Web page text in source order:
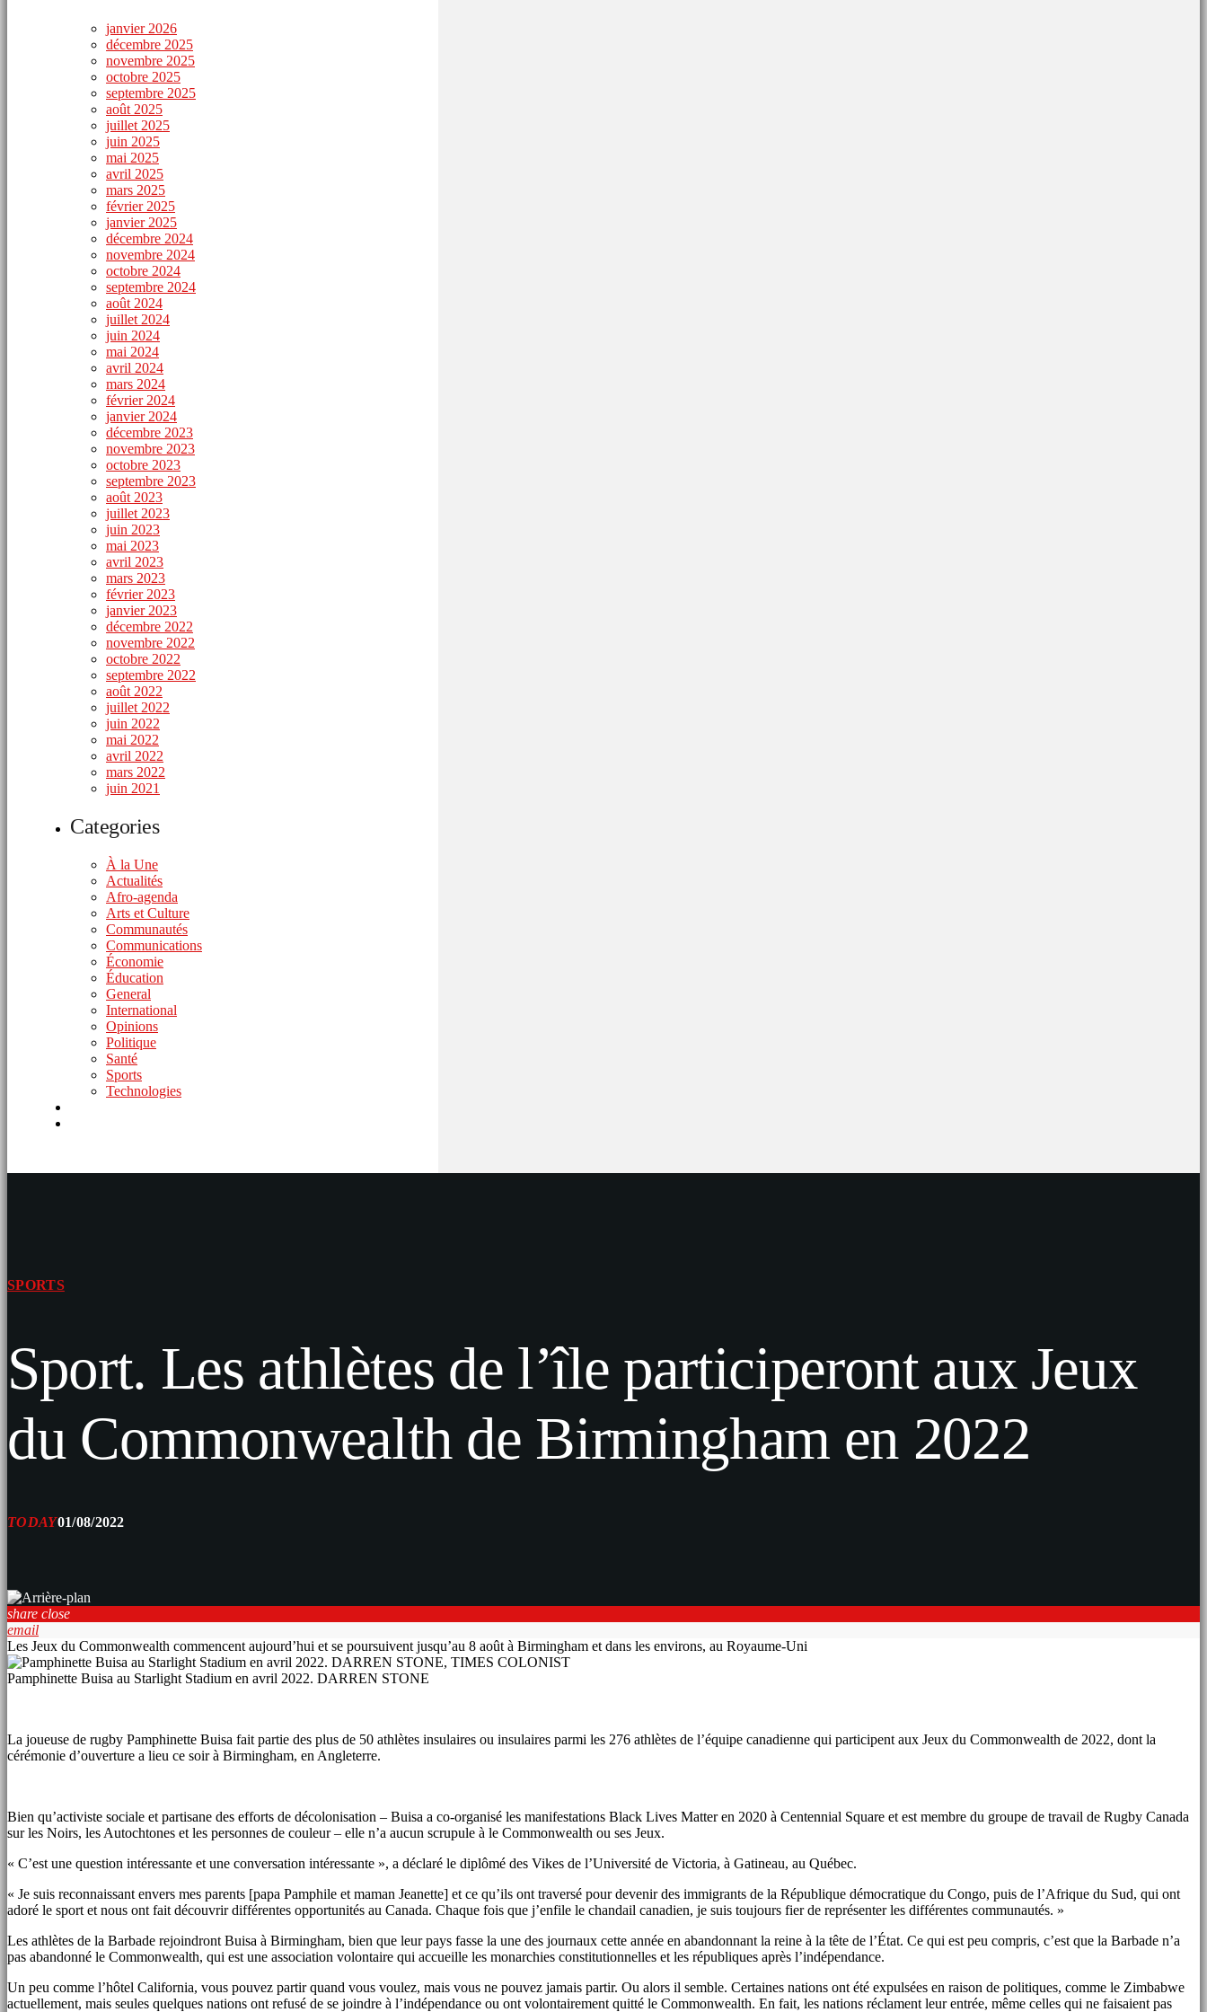
janvier 2026
décembre 2025
novembre 2025
octobre 2025
septembre 2025
août 2025
juillet 2025
juin 2025
mai 2025
avril 2025
mars 2025
février 2025
janvier 2025
décembre 2024
novembre 2024
octobre 2024
septembre 2024
août 2024
juillet 2024
juin 2024
mai 2024
avril 2024
mars 2024
février 2024
janvier 2024
décembre 2023
novembre 2023
octobre 2023
septembre 2023
août 2023
juillet 2023
juin 2023
mai 2023
avril 2023
mars 2023
février 2023
janvier 2023
décembre 2022
novembre 2022
octobre 2022
septembre 2022
août 2022
juillet 2022
juin 2022
mai 2022
avril 2022
mars 2022
juin 2021
Categories
À la Une
Actualités
Afro-agenda
Arts et Culture
Communautés
Communications
Économie
Éducation
General
International
Opinions
Politique
Santé
Sports
Technologies
SPORTS
Sport. Les athlètes de l’île participeront aux Jeux
du Commonwealth de Birmingham en 2022
TODAY01/08/2022
share close
email
Les Jeux du Commonwealth commencent aujourd’hui et se poursuivent jusqu’au 8 août à Birmingham et dans les environs, au Royaume-Uni
Pamphinette Buisa au Starlight Stadium en avril 2022. DARREN STONE
La joueuse de rugby Pamphinette Buisa fait partie des plus de 50 athlètes insulaires ou insulaires parmi les 276 athlètes de l’équipe canadienne qui participent aux Jeux du Commonwealth de 2022, dont la
cérémonie d’ouverture a lieu ce soir à Birmingham, en Angleterre.
Bien qu’activiste sociale et partisane des efforts de décolonisation – Buisa a co-organisé les manifestations Black Lives Matter en 2020 à Centennial Square et est membre du groupe de travail de Rugby Canada
sur les Noirs, les Autochtones et les personnes de couleur – elle n’a aucun scrupule à le Commonwealth ou ses Jeux.
« C’est une question intéressante et une conversation intéressante », a déclaré le diplômé des Vikes de l’Université de Victoria, à Gatineau, au Québec.
« Je suis reconnaissant envers mes parents [papa Pamphile et maman Jeanette] et ce qu’ils ont traversé pour devenir des immigrants de la République démocratique du Congo, puis de l’Afrique du Sud, qui ont
adoré le sport et nous ont fait découvrir différentes opportunités au Canada. Chaque fois que j’enfile le chandail canadien, je suis toujours fier de représenter les différentes communautés. »
Les athlètes de la Barbade rejoindront Buisa à Birmingham, bien que leur pays fasse la une des journaux cette année en abandonnant la reine à la tête de l’État. Ce qui est peu compris, c’est que la Barbade n’a
pas abandonné le Commonwealth, qui est une association volontaire qui accueille les monarchies constitutionnelles et les républiques après l’indépendance.
Un peu comme l’hôtel California, vous pouvez partir quand vous voulez, mais vous ne pouvez jamais partir. Ou alors il semble. Certaines nations ont été expulsées en raison de politiques, comme le Zimbabwe
actuellement, mais seules quelques nations ont refusé de se joindre à l’indépendance ou ont volontairement quitté le Commonwealth. En fait, les nations réclament leur entrée, même celles qui ne faisaient pas